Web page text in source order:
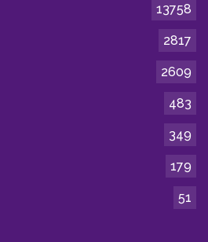
13758
2817
2609
483
349
179
51